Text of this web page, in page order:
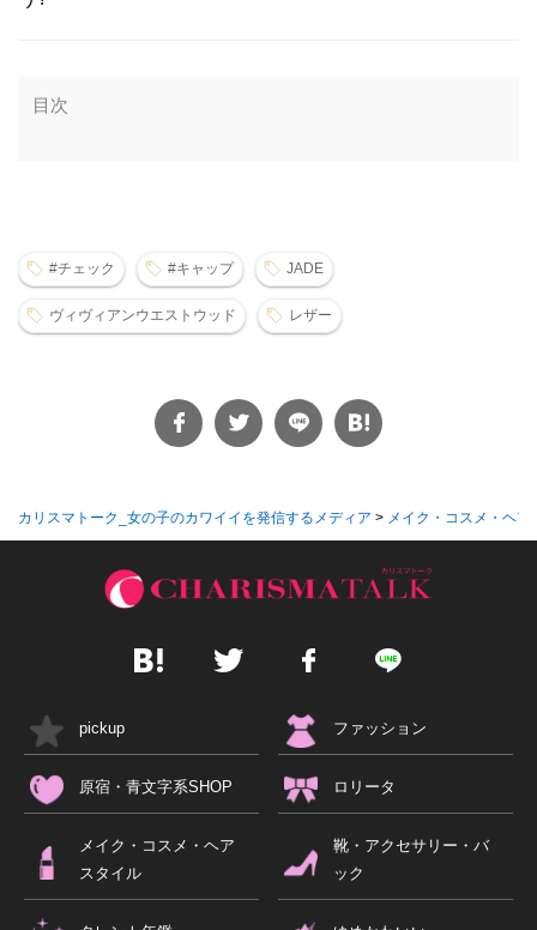
目次
#チェック #キャップ JADE
ヴィヴィアンウエストウッド レザー
カリスマトーク_女の子のカワイイを発信するメディア > メイク・コスメ・ヘア
pickup ファッション
原宿・青文字系SHOP ロリータ
メイク・コスメ・ヘア
スタイル
靴・アクセサリー・バ
ック